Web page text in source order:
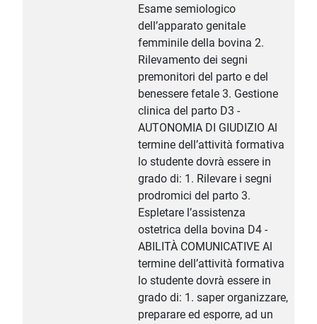
Esame semiologico
dell’apparato genitale
femminile della bovina 2.
Rilevamento dei segni
premonitori del parto e del
benessere fetale 3. Gestione
clinica del parto D3 -
AUTONOMIA DI GIUDIZIO Al
termine dell’attività formativa
lo studente dovrà essere in
grado di: 1. Rilevare i segni
prodromici del parto 3.
Espletare l’assistenza
ostetrica della bovina D4 -
ABILITÀ COMUNICATIVE Al
termine dell’attività formativa
lo studente dovrà essere in
grado di: 1. saper organizzare,
preparare ed esporre, ad un